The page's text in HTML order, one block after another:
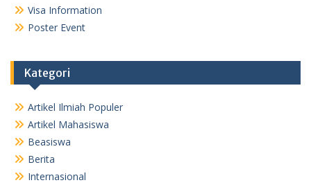
Visa Information
Poster Event
Kategori
Artikel Ilmiah Populer
Artikel Mahasiswa
Beasiswa
Berita
Internasional